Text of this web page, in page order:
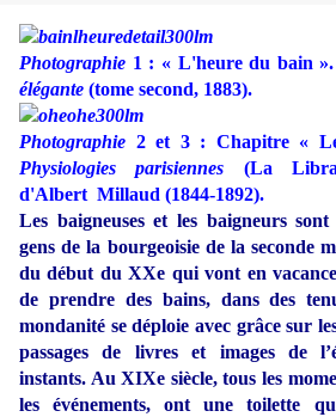
Photographie 1 : « L'heure du bain
élégante (tome second, 1883).
Photographie 2 et 3 : Chapitre «
Physiologies parisiennes (La
d'Albert Millaud (1844-1892).
Les baigneuses et les baigneurs
gens de la bourgeoisie de la seconde
du début du XXe qui vont en
de prendre des bains, dans des
mondanité se déploie avec grâce sur
passages de livres et images de
instants. Au XIXe siècle, tous les
les événements, ont une toilette